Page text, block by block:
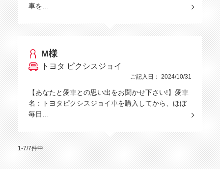
車を…
M様
トヨタ ピクシスジョイ
ご記入日： 2024/10/31
【あなたと愛車との思い出をお聞かせ下さい!】愛車
名：トヨタピクシスジョイ車を購入してから、ほぼ
毎日…
1-7/7件中